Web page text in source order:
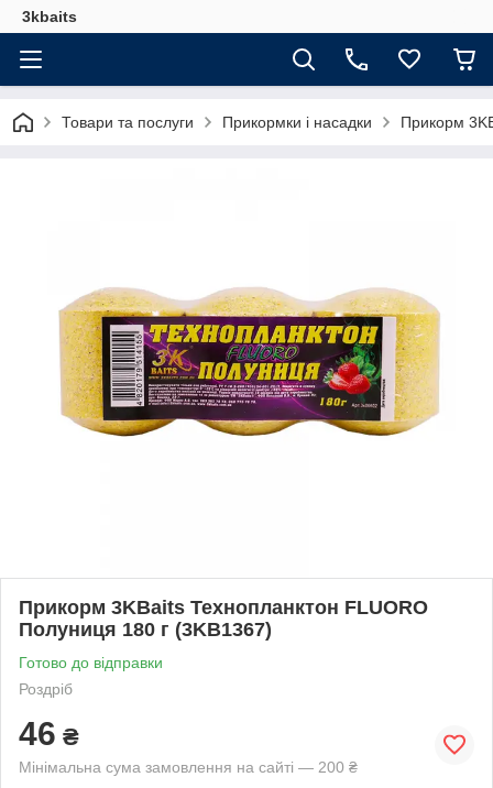
3kbaits
Товари та послуги Прикормки і насадки Прикорм
Прикорм 3KBaits Технопланктон FLUORO
Полуниця 180 г (3KB1367)
Готово до відправки
Роздріб
46 ₴
Мінімальна сума замовлення на сайті — 200 ₴